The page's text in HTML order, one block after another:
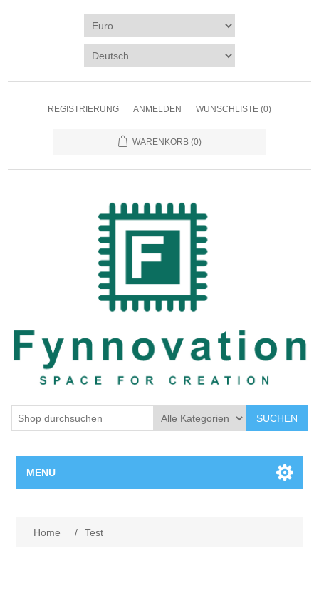
REGISTRIERUNG ANMELDEN WUNSCHLISTE (0)
WARENKORB (0)
SUCHEN
MENU
Home / Test